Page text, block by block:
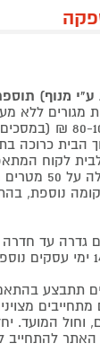
ע"י מנוף)
50 ₪ למוצר לבן, 60-80 ₪
מקפיא, מסכים עד 65 אינץ' בין 50-80
המתאפשרת דרך
גישה לביתו,
למוצר (כל 50
גדרה עד חדרה
תתבצע
וחול